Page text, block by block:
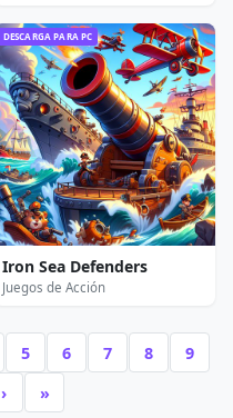
DESCARGA PARA PC
Iron Sea Defenders
Juegos de Acción
5 6 7 8
9
› »